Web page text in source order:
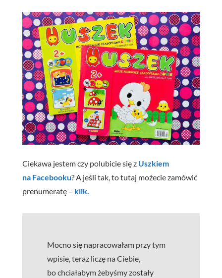
Ciekawa jestem czy polubicie się z Uszkiem
na Facebooku? A jeśli tak, to tutaj możecie zamówić
prenumeratę – klik.
Mocno się napracowałam przy tym
wpisie, teraz liczę na Ciebie,
bo chciałabym żebyśmy zostały